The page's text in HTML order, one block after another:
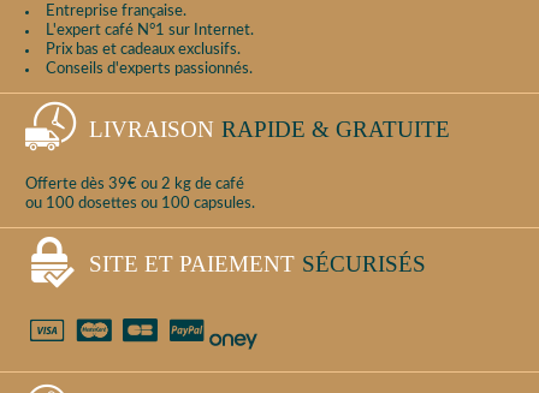
Entreprise française.
L'expert café N°1 sur Internet.
Prix bas et cadeaux exclusifs.
Conseils d'experts passionnés.
LIVRAISON RAPIDE & GRATUITE
Offerte dès 39€ ou 2 kg de café
ou 100 dosettes ou 100 capsules.
SITE ET PAIEMENT SÉCURISÉS